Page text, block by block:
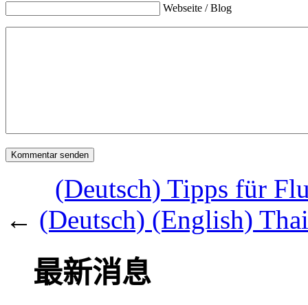
Webseite / Blog
(Deutsch) Tipps für
← (Deutsch) (English)
最新消息